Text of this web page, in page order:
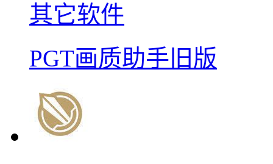
其它软件
PGT画质助手旧版